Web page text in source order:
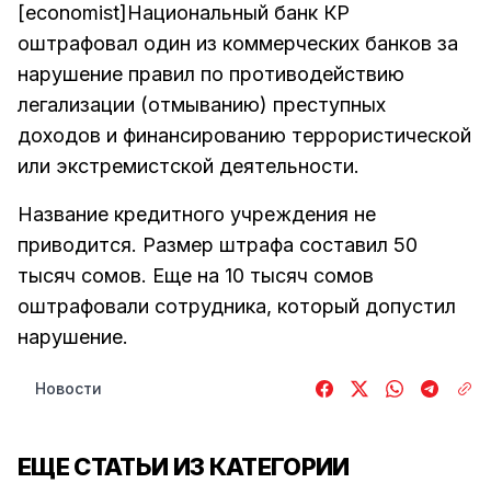
[economist]Национальный банк КР
оштрафовал один из коммерческих банков за
нарушение правил по противодействию
легализации (отмыванию) преступных
доходов и финансированию террористической
или экстремистской деятельности.
Название кредитного учреждения не
приводится. Размер штрафа составил 50
тысяч сомов. Еще на 10 тысяч сомов
оштрафовали сотрудника, который допустил
нарушение.
Новости
ЕЩЕ СТАТЬИ ИЗ КАТЕГОРИИ